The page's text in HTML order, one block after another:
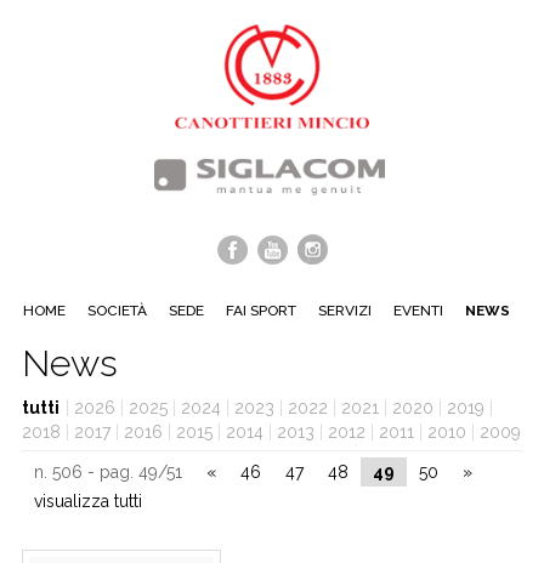
HOME SOCIETÀ SEDE FAI SPORT SERVIZI EVENTI NEWS
News
tutti 2026 2025| 2024 2023 2022 2021 2020 2019
2018
2017| 2016 2015| 2014 2013 2012 2011 2010 2009
n. 506 - pag. 49/51 « 46 47 48 49 50
»
visualizza tutti